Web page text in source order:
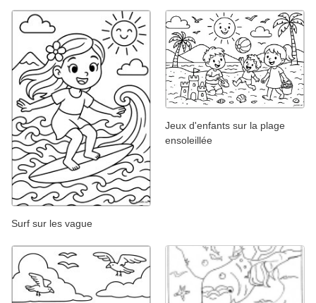
Surf sur les vague
Jeux d'enfants sur la plage
ensoleillée